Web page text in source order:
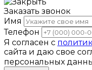
Заказать звонок
Имя
Телефон
Я согласен с
сайта и даю свое
персональных